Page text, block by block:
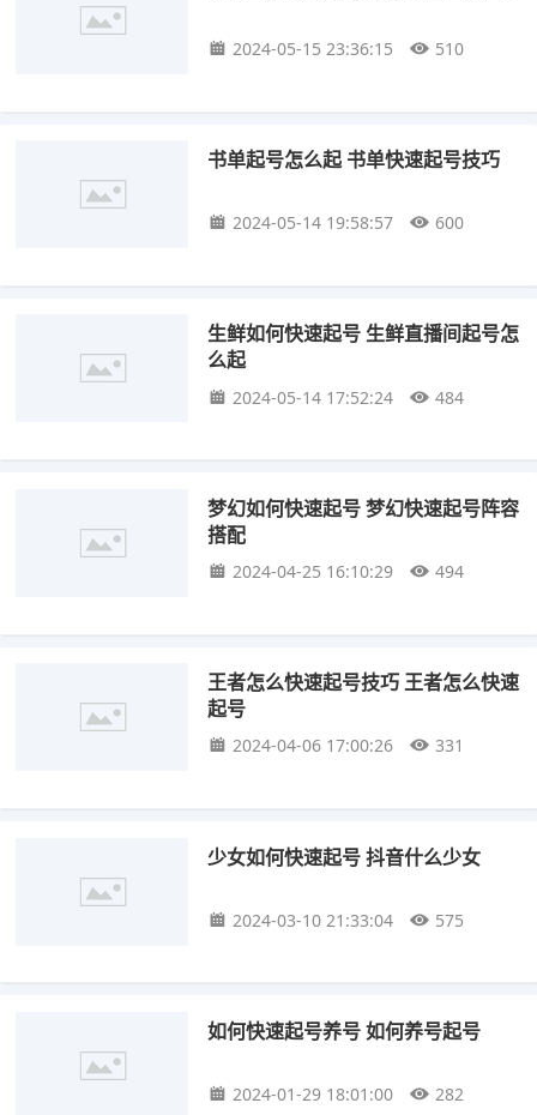
2024-05-15 23:36:15 510
书单起号怎么起 书单快速起号技巧
2024-05-14 19:58:57 600
生鲜如何快速起号 生鲜直播间起号怎
么起
2024-05-14 17:52:24 484
梦幻如何快速起号 梦幻快速起号阵容
搭配
2024-04-25 16:10:29 494
王者怎么快速起号技巧 王者怎么快速
起号
2024-04-06 17:00:26 331
少女如何快速起号 抖音什么少女
2024-03-10 21:33:04 575
如何快速起号养号 如何养号起号
2024-01-29 18:01:00 282